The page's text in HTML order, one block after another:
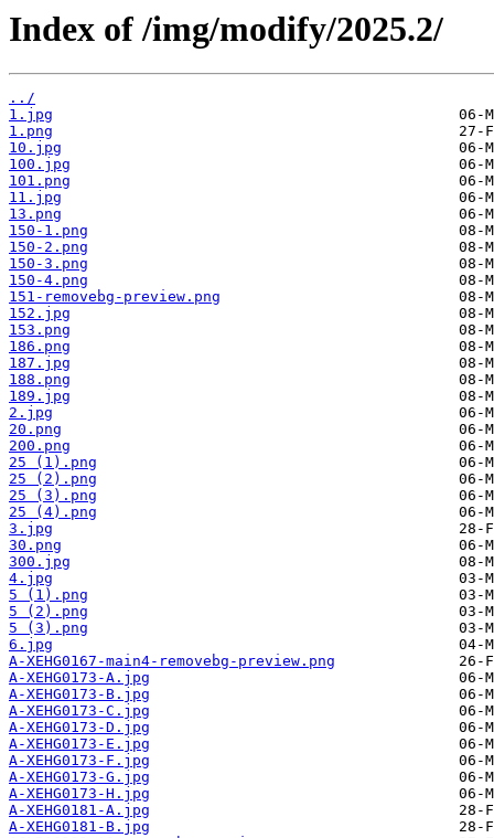
Index of /img/modify/2025.2/
../
1.jpg
1.png
10.jpg
100.jpg
101.png
11.jpg
13.png
150-1.png
150-2.png
150-3.png
150-4.png
151-removebg-preview.png
152.jpg
153.png
186.png
187.jpg
188.png
189.jpg
2.jpg
20.png
200.png
25 (1).png
25 (2).png
25 (3).png
25 (4).png
3.jpg
30.png
300.jpg
4.jpg
5 (1).png
5 (2).png
5 (3).png
6.jpg
A-XEHG0167-main4-removebg-preview.png
A-XEHG0173-A.jpg
A-XEHG0173-B.jpg
A-XEHG0173-C.jpg
A-XEHG0173-D.jpg
A-XEHG0173-E.jpg
A-XEHG0173-F.jpg
A-XEHG0173-G.jpg
A-XEHG0173-H.jpg
A-XEHG0181-A.jpg
A-XEHG0181-B.jpg